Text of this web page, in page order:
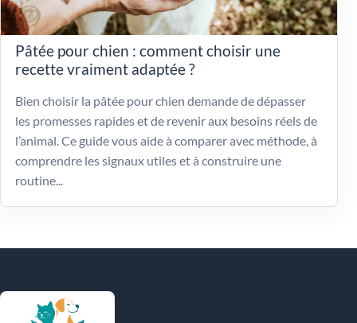
Pâtée pour chien : comment choisir une
recette vraiment adaptée ?
Bien choisir la pâtée pour chien demande de dépasser
les promesses rapides et de revenir aux besoins réels de
l’animal. Ce guide vous aide à comparer avec méthode, à
comprendre les signaux utiles et à construire une
routine...